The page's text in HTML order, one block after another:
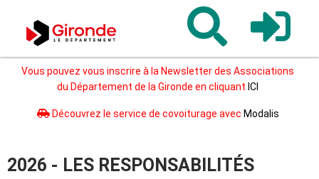
Gironde
Vous pouvez vous inscrire à la Newsletter des Associations
du Département de la Gironde en cliquant ICI
Découvrez le service de covoiturage avec Modalis
2026 - LES RESPONSABILITÉS